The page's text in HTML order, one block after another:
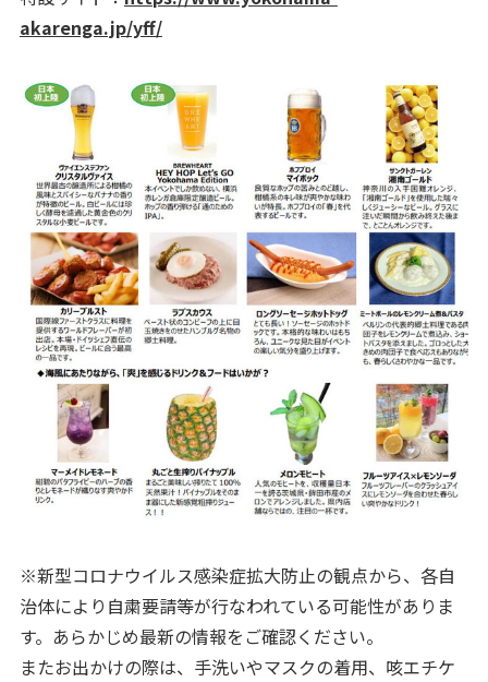
akarenga.jp/yff/
※新型コロナウイルス感染症拡大防止の観点から、各自
治体により自粛要請等が行なわれている可能性がありま
す。あらかじめ最新の情報をご確認ください。
またお出かけの際は、手洗いやマスクの着用、咳エチケ